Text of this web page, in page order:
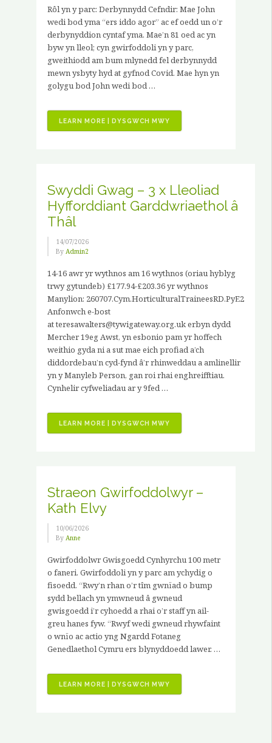
Rôl yn y parc: Derbynnydd Cefndir: Mae John
wedi bod yma “ers iddo agor” ac ef oedd un o’r
derbynyddion cyntaf yma. Mae’n 81 oed ac yn
byw yn lleol; cyn gwirfoddoli yn y parc,
gweithiodd am bum mlynedd fel derbynnydd
mewn ysbyty hyd at gyfnod Covid. Mae hyn yn
golygu bod John wedi bod …
LEARN MORE | DYSGWCH MWY
GWIRFODDOLWYR
Swyddi Gwag – 3 x Lleoliad
Hyfforddiant Garddwriaethol â
Thâl
14/07/2026
By Admin2
14-16 awr yr wythnos am 16 wythnos (oriau hyblyg
trwy gytundeb) £177.94-£203.36 yr wythnos
Manylion: 260707.Cym.HorticulturalTraineesRD.PyE2
Anfonwch e-bost
at teresawalters@tywigateway.org.uk erbyn dydd
Mercher 19eg Awst, yn esbonio pam yr hoffech
weithio gyda ni a sut mae eich profiad a’ch
diddordebau’n cyd-fynd â’r rhinweddau a amlinellir
yn y Manyleb Person, gan roi rhai enghreifftiau.
Cynhelir cyfweliadau ar y 9fed …
LEARN MORE | DYSGWCH MWY
GWAG
HYFFORDDIANT
Straeon Gwirfoddolwyr –
Kath Elvy
10/06/2026
By Anne
Gwirfoddolwr Gwisgoedd Cynhyrchu 100 metr
o faneri. Gwirfoddoli yn y parc am ychydig o
fisoedd. “Rwy’n rhan o’r tîm gwnïad o bump
sydd bellach yn ymwneud â gwneud
gwisgoedd i’r cyhoedd a rhai o’r staff yn ail-
greu hanes fyw. “Rwyf wedi gwneud rhywfaint
o wnïo ac actio yng Ngardd Fotaneg
Genedlaethol Cymru ers blynyddoedd lawer. …
LEARN MORE | DYSGWCH MWY
GWIRFODDOLWYR